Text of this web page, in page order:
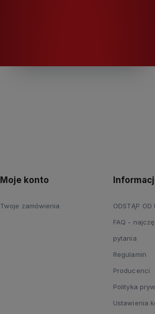
Moje konto
Twoje zamówienia
ODSTĄP OD
FAQ -
pytania
Regulamin
Producenci
Polityka
Ustawienia